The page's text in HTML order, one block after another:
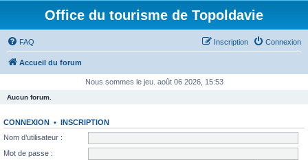
Office du tourisme de Topoldavie
FAQ Connexion
Inscription
Accueil du forum
Nous sommes le jeu. août 06 2026, 15:53
Aucun forum.
CONNEXION • INSCRIPTION
Nom d’utilisateur :
Mot de passe :